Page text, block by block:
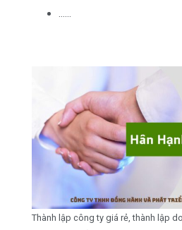
Thành lập công ty giá rẻ, thành lập